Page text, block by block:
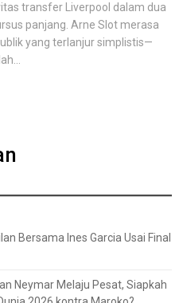
transfer Liverpool dalam dua
panjang. Arne Slot merasa
yang terlanjur simplistis—
Bersama Ines Garcia Usai Final
Neymar Melaju Pesat, Siapkah